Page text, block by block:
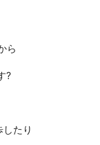
ら
?
たり